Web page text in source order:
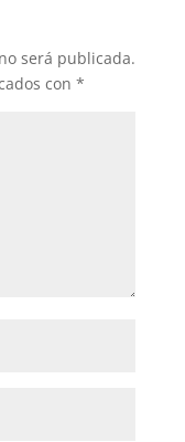
será publicada.
con *